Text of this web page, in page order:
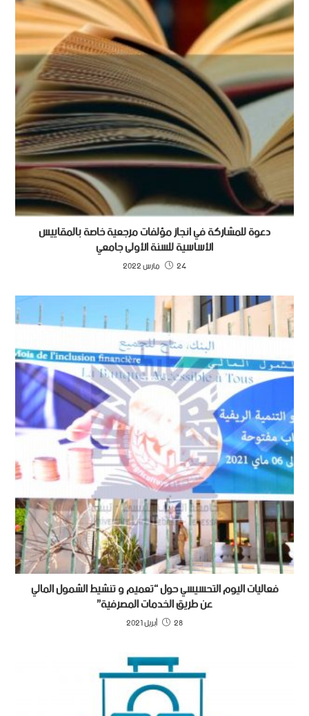
دعوة للمشاركة في انجاز مؤلفات مرجعية خاصة بالمقاييس
الأساسية للسنة الأولى جامعي
24 مارس 2022
فعاليات اليوم التحسيسي حول “تعميم و تنشيط الشمول المالي
عن طريق الخدمات المصرفية”
28 أبريل 2021